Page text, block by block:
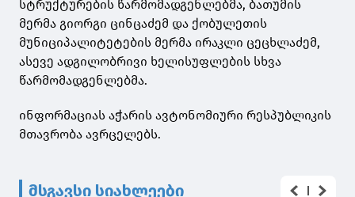
სტრუქტურების წარმომადგენლებმა, ბათუმის
მერმა გიორგი ცინცაძემ და ქობულეთის
მუნიციპალიტეტების მერმა ირაკლი ცეცხლაძემ,
ასევე ადგილობრივი ხელისუფლების სხვა
წარმომადგენლებმა.
ინფორმაციას აჭარის ავტონომიური რესპუბლიკის
მთავრობა ავრცელებს.
მსგავსი სიახლეები